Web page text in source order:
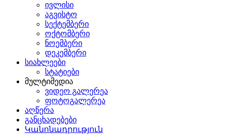
ივლისი
აგვისტო
სექტემბერი
ოქტომბერი
ნოემბერი
დეკემბერი
სიახლეები
სტატიები
მულტიმედია
ვიდეო გალერეა
ფოტოგალერეა
აღწერა
განცხადებები
Կանոնադրություն